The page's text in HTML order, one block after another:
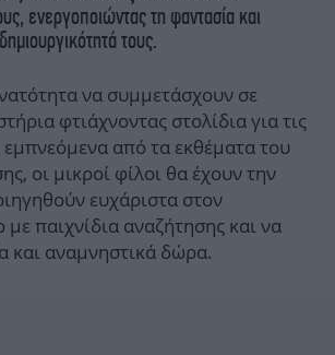
ενεργοποιώντας τη φαντασία και
τους.
να συμμετάσχουν σε
φτιάχνοντας στολίδια για τις
από τα εκθέματα του
οι μικροί φίλοι θα έχουν την
ευχάριστα στον
παιχνίδια αναζήτησης και να
και αναμνηστικά δώρα.